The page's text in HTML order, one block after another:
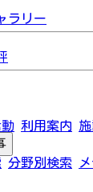
ラリー
利用案内
分野別検索